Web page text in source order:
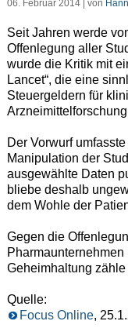
06. Februar 2014 | von
Seit Jahren werde
Offenlegung aller
wurde die Kritik mit
Lancet“, die eine
Steuergeldern für
Der Vorwurf
Manipulation der
ausgewählte Daten
bliebe deshalb
dem Wohle der
Gegen die
Geheimhaltung
Quelle:
Focus Online,